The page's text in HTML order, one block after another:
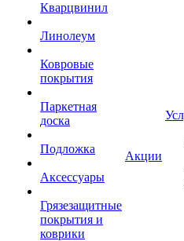
Кварцвинил
Линолеум
Ковровые
покрытия
Паркетная
доска
Подложка
Аксессуары
Грязезащитные
покрытия и
коврики
Акции